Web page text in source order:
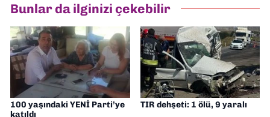
Bunlar da ilginizi çekebilir
100 yaşındaki YENİ Parti’ye
katıldı
TIR dehşeti: 1 ölü, 9 yaralı